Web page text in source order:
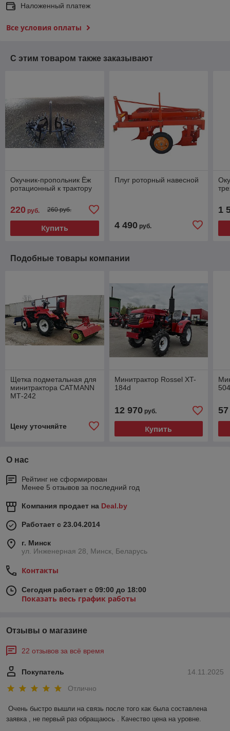
Наложенный платеж
Все условия оплаты
С этим товаром также заказывают
Окучник-пропольник Ёж
ротационный к трактору
220 руб. 260 руб.
Купить
Плуг роторный навесной
4 490руб.
1
Подобные товары компании
Щетка подметальная для
минитрактора CATMANN
МТ-242
Цену уточняйте
Минитрактор Rossel XT-
184d
12 970руб.
Купить
О нас
Рейтинг не сформирован
Менее 5 отзывов за последний год
Компания продает на Deal.by
Работает с 23.04.2014
г. Минск
ул. Инженерная 28, Минск, Беларусь
Контакты
Сегодня работает с 09:00 до 18:00
Показать весь график работы
Отзывы о магазине
22 отзывов за всё время
14.11.2025
Покупатель
Отлично
Очень быстро вышли на связь после того как была составлена
заявка , не первый раз обращаюсь . Качество цена на уровне.